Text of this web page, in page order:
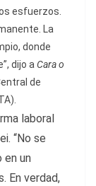
esfuerzos.
La
donde
dijo aCara o
de
laboral
“No se
en un
En verdad,